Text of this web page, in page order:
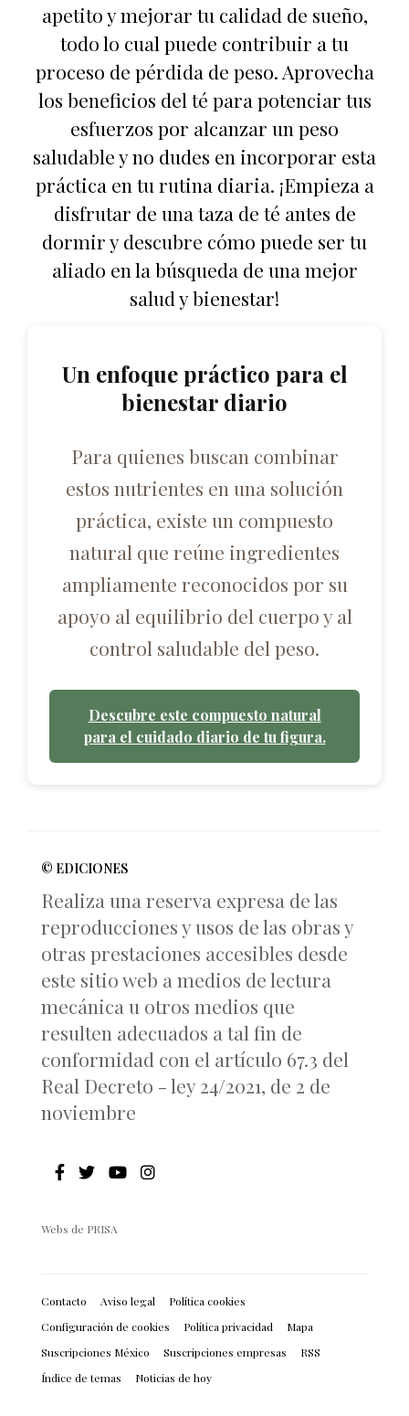
apetito y mejorar tu calidad de sueño,
todo lo cual puede contribuir a tu
proceso de pérdida de peso. Aprovecha
los beneficios del té para potenciar tus
esfuerzos por alcanzar un peso
saludable y no dudes en incorporar esta
práctica en tu rutina diaria. ¡Empieza a
disfrutar de una taza de té antes de
dormir y descubre cómo puede ser tu
aliado en la búsqueda de una mejor
salud y bienestar!
Un enfoque práctico para el
bienestar diario
Para quienes buscan combinar
estos nutrientes en una solución
práctica, existe un compuesto
natural que reúne ingredientes
ampliamente reconocidos por su
apoyo al equilibrio del cuerpo y al
control saludable del peso.
Descubre este compuesto natural
para el cuidado diario de tu figura.
© EDICIONES
Realiza una reserva expresa de las
reproducciones y usos de las obras y
otras prestaciones accesibles desde
este sitio web a medios de lectura
mecánica u otros medios que
resulten adecuados a tal fin de
conformidad con el artículo 67.3 del
Real Decreto - ley 24/2021, de 2 de
noviembre
Webs de PRISA
Contacto Aviso legal
Política cookies
Configuración de cookies
Política privacidad
Mapa
Suscripciones México
Suscripciones empresas
RSS
Índice de temas
Noticias de hoy